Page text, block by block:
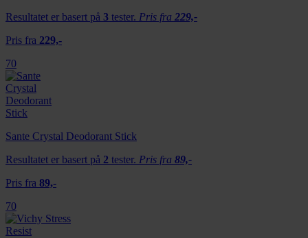
Resultatet er basert på 3 tester. Pris fra 229,-
Pris fra 229,-
70
Sante Crystal Deodorant Stick
Resultatet er basert på 2 tester. Pris fra 89,-
Pris fra 89,-
70